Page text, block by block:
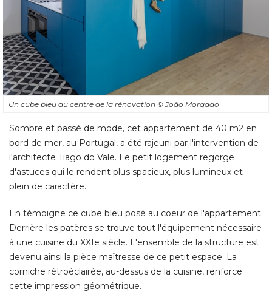
Un cube bleu au centre de la rénovation © Joâo Morgado
Sombre et passé de mode, cet appartement de 40 m2 en
bord de mer, au Portugal, a été rajeuni par l'intervention de
l'architecte Tiago do Vale. Le petit logement regorge
d'astuces qui le rendent plus spacieux, plus lumineux et
plein de caractère.
En témoigne ce cube bleu posé au coeur de l'appartement.
Derrière les patères se trouve tout l'équipement nécessaire
à une cuisine du XXIe siècle. L'ensemble de la structure est
devenu ainsi la pièce maîtresse de ce petit espace. La
corniche rétroéclairée, au-dessus de la cuisine, renforce
cette impression géométrique.